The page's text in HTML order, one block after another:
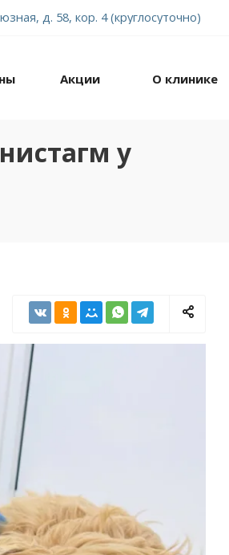
д. 58, кор. 4 (круглосуточно)
Акции О клинике
у